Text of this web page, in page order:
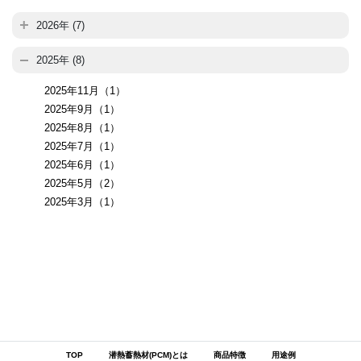
2026年 (7)
2025年 (8)
2025年11月（1）
2025年9月（1）
2025年8月（1）
2025年7月（1）
2025年6月（1）
2025年5月（2）
2025年3月（1）
TOP 潜熱蓄熱材(PCM)とは 商品特徴 用途例